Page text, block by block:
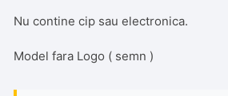
Nu contine cip sau electronica.
Model fara Logo ( semn )